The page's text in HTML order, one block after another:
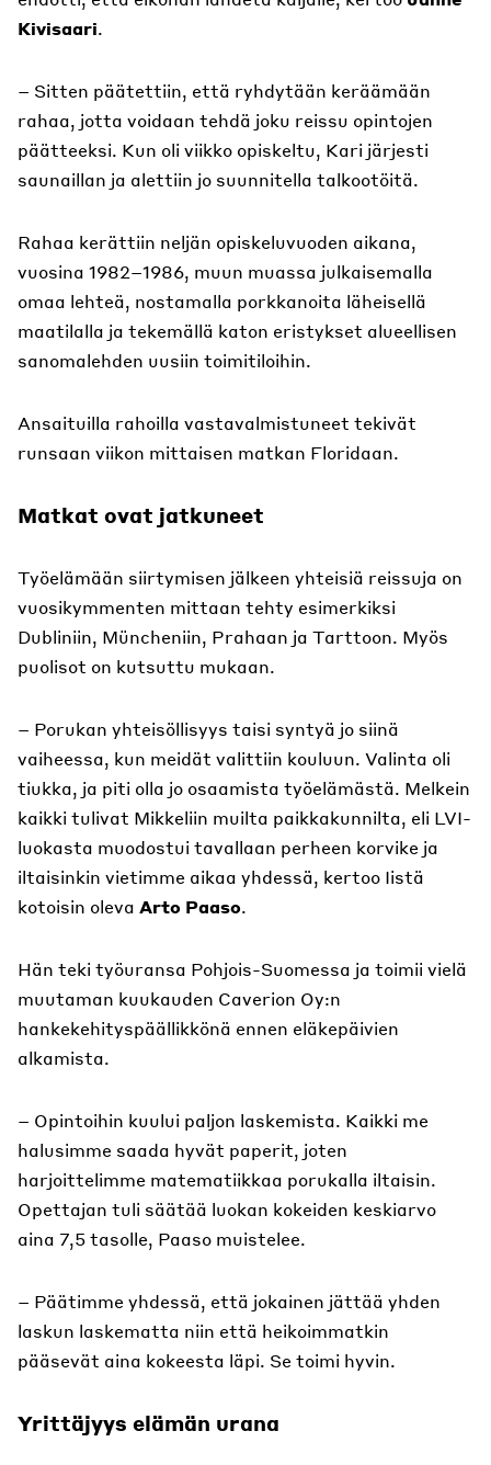
Kivisaari.
– Sitten päätettiin, että ryhdytään keräämään
rahaa, jotta voidaan tehdä joku reissu opintojen
päätteeksi. Kun oli viikko opiskeltu, Kari järjesti
saunaillan ja alettiin jo suunnitella talkootöitä.
Rahaa kerättiin neljän opiskeluvuoden aikana,
vuosina 1982–1986, muun muassa julkaisemalla
omaa lehteä, nostamalla porkkanoita läheisellä
maatilalla ja tekemällä katon eristykset alueellisen
sanomalehden uusiin toimitiloihin.
Ansaituilla rahoilla vastavalmistuneet tekivät
runsaan viikon mittaisen matkan Floridaan.
Matkat ovat jatkuneet
Työelämään siirtymisen jälkeen yhteisiä reissuja on
vuosikymmenten mittaan tehty esimerkiksi
Dubliniin, Müncheniin, Prahaan ja Tarttoon. Myös
puolisot on kutsuttu mukaan.
– Porukan yhteisöllisyys taisi syntyä jo siinä
vaiheessa, kun meidät valittiin kouluun. Valinta oli
tiukka, ja piti olla jo osaamista työelämästä. Melkein
kaikki tulivat Mikkeliin muilta paikkakunnilta, eli LVI-
luokasta muodostui tavallaan perheen korvike ja
iltaisinkin vietimme aikaa yhdessä, kertoo Iistä
kotoisin oleva Arto Paaso.
Hän teki työuransa Pohjois-Suomessa ja toimii vielä
muutaman kuukauden Caverion Oy:n
hankekehityspäällikkönä ennen eläkepäivien
alkamista.
– Opintoihin kuului paljon laskemista. Kaikki me
halusimme saada hyvät paperit, joten
harjoittelimme matematiikkaa porukalla iltaisin.
Opettajan tuli säätää luokan kokeiden keskiarvo
aina 7,5 tasolle, Paaso muistelee.
– Päätimme yhdessä, että jokainen jättää yhden
laskun laskematta niin että heikoimmatkin
pääsevät aina kokeesta läpi. Se toimi hyvin.
Yrittäjyys elämän urana